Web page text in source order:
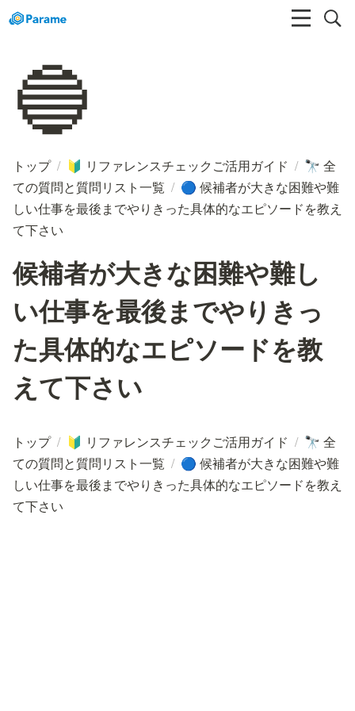
🔵
トップ / 🔰 リファレンスチェックご活用ガイド / 🔭 全
ての質問と質問リスト一覧 / 🔵 候補者が大きな困難や難
しい仕事を最後までやりきった具体的なエピソードを教え
て下さい
候補者が大きな困難や難し
い仕事を最後までやりきっ
た具体的なエピソードを教
えて下さい
トップ / 🔰 リファレンスチェックご活用ガイド / 🔭 全
ての質問と質問リスト一覧 / 🔵 候補者が大きな困難や難
しい仕事を最後までやりきった具体的なエピソードを教え
て下さい